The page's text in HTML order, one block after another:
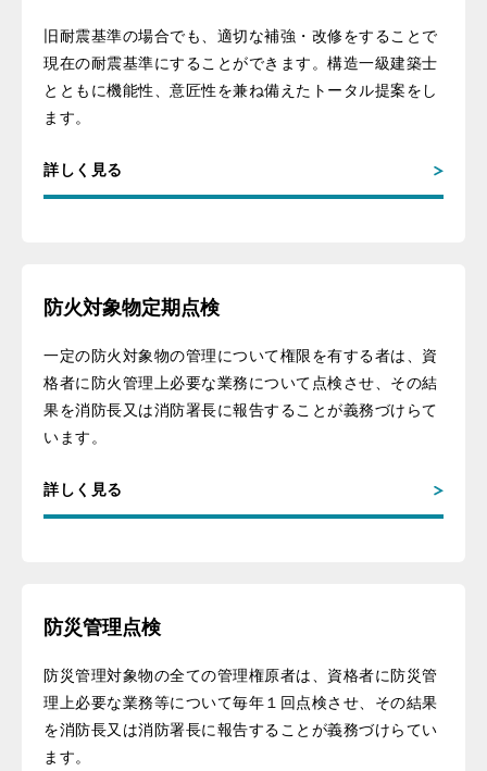
旧耐震基準の場合でも、適切な補強・改修をすることで
現在の耐震基準にすることができます。構造一級建築士
とともに機能性、意匠性を兼ね備えたトータル提案をし
ます。
詳しく見る
防火対象物定期点検
一定の防火対象物の管理について権限を有する者は、資
格者に防火管理上必要な業務について点検させ、その結
果を消防長又は消防署長に報告することが義務づけらて
います。
詳しく見る
防災管理点検
防災管理対象物の全ての管理権原者は、資格者に防災管
理上必要な業務等について毎年１回点検させ、その結果
を消防長又は消防署長に報告することが義務づけらてい
ます。